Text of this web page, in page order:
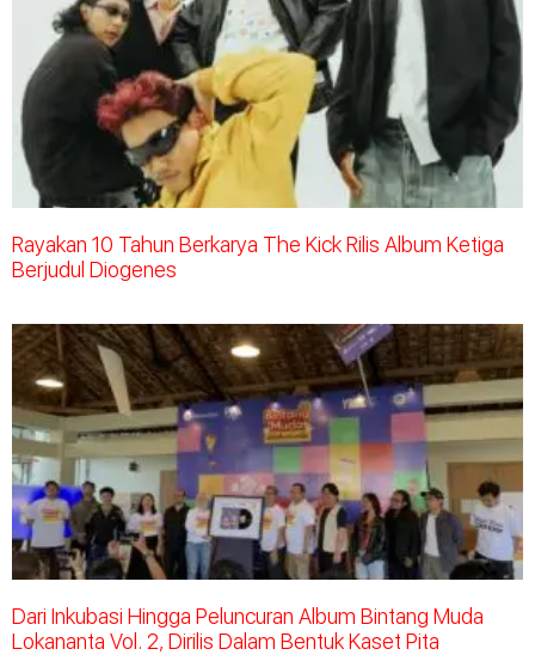
Rayakan 10 Tahun Berkarya The Kick Rilis Album Ketiga
Berjudul Diogenes
Dari Inkubasi Hingga Peluncuran Album Bintang Muda
Lokananta Vol. 2, Dirilis Dalam Bentuk Kaset Pita